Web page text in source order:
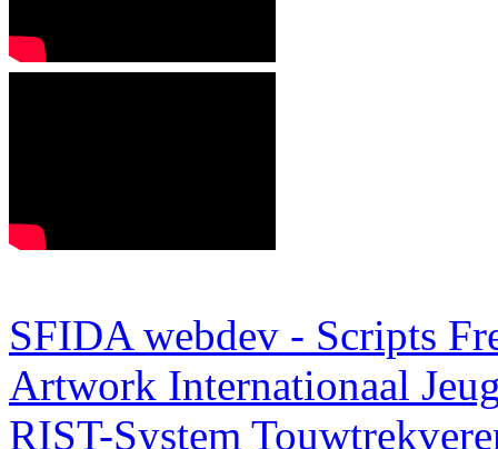
SFIDA webdev - Scripts
Artwork Internationaal
RIST-System